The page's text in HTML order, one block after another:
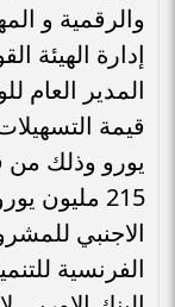
والرقمية و
إدارة الهيئة
المدير العام
يورو وذلك من
215 مليون